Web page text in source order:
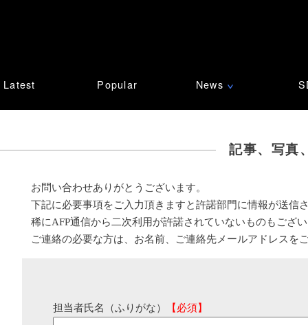
Latest Popular News ∨
記事、写真
お問い合わせありがとうございます。
下記に必要事項をご入力頂きますと許諾部門に情報が送信
稀にAFP通信から二次利用が許諾されていないものもござ
ご連絡の必要な方は、お名前、ご連絡先メールアドレスを
担当者氏名（ふりがな） 【必須】